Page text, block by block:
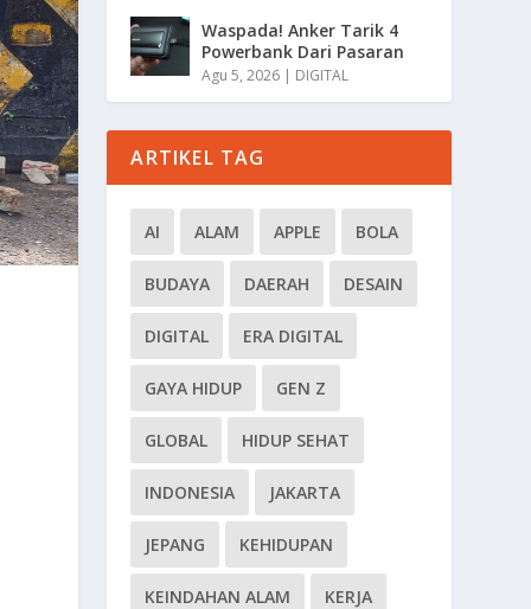
Waspada! Anker Tarik 4
Powerbank Dari Pasaran
Agu 5, 2026 | DIGITAL
ARTIKEL TAG
AI ALAM APPLE BOLA
BUDAYA DAERAH DESAIN
DIGITAL ERA DIGITAL
GAYA HIDUP GEN Z
GLOBAL HIDUP SEHAT
INDONESIA JAKARTA
JEPANG KEHIDUPAN
KEINDAHAN ALAM KERJA